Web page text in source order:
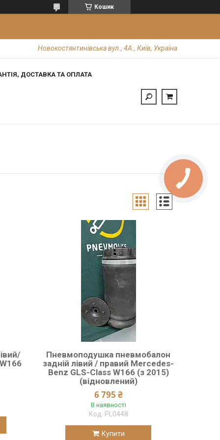
Кошик
Новокостянтинівська вул., 4А., Київ, Україна
ДОСТАВКА ТА ОПЛАТА
Пневмоподушка пневмобалон
задній лівий / правий Mercedes-
Benz GLS-Class W166 (з 2015)
(відновлений)
6 795 ₴
В наявності
PL0448
Купити